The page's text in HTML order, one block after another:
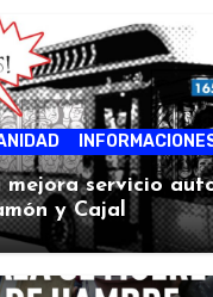
mejora servicio
y Cajal